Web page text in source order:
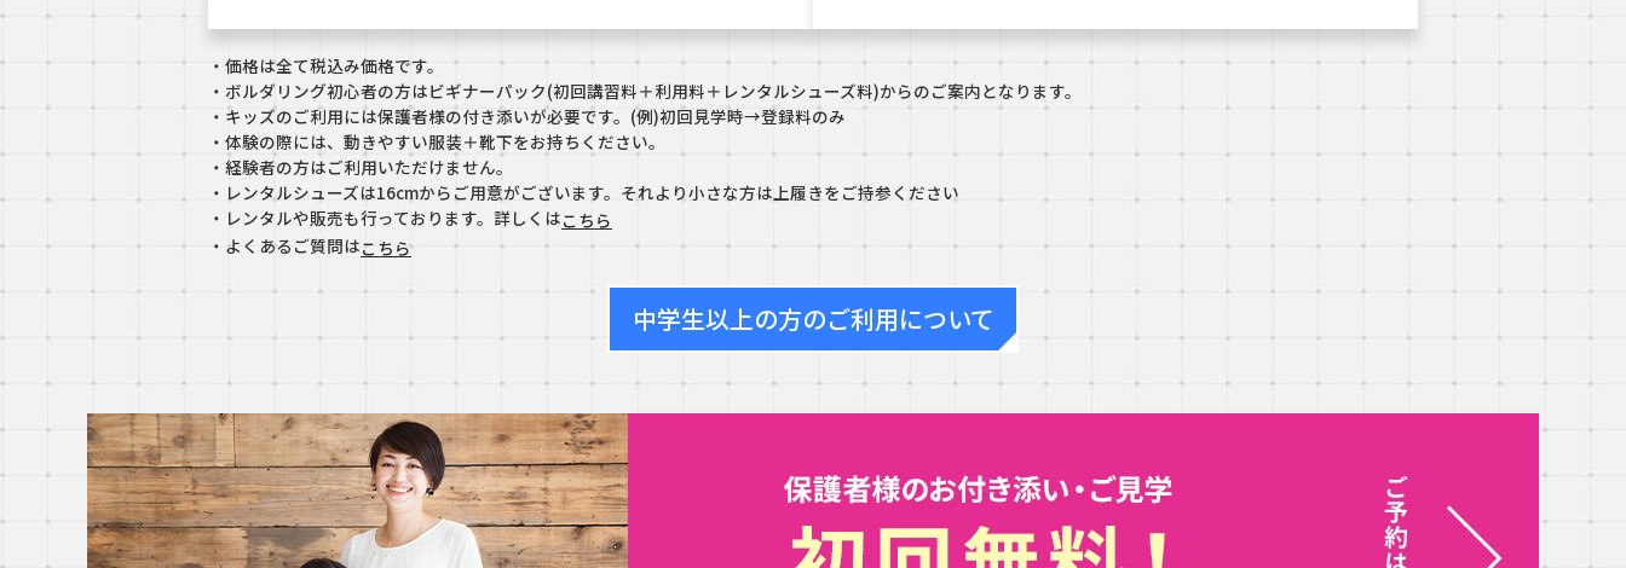
・価格は全て税込み価格です。
・ボルダリング初心者の方はビギナーパック(初回講習料＋利用料＋レンタルシューズ料)からのご案内となります。
・キッズのご利用には保護者様の付き添いが必要です。(例)初回見学時→登録料のみ
・体験の際には、動きやすい服装＋靴下をお持ちください。
・経験者の方はご利用いただけません。
・レンタルシューズは16cmからご用意がございます。それより小さな方は上履きをご持参ください
・レンタルや販売も行っております。詳しくはこちら
・よくあるご質問はこちら
中学生以上の方のご利用について